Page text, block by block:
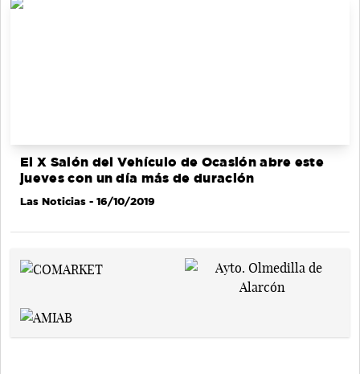
El X Salón del Vehículo de Ocasión abre este
jueves con un día más de duración
Las Noticias - 16/10/2019